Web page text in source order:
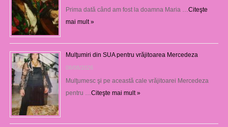
Prima dată când am fost la doamna Maria … Citeşte
mai mult »
Mulţumiri din SUA pentru vrăjitoarea Mercedeza
08/08/2026
Mulţumesc şi pe această cale vrăjitoarei Mercedeza
pentru … Citeşte mai mult »